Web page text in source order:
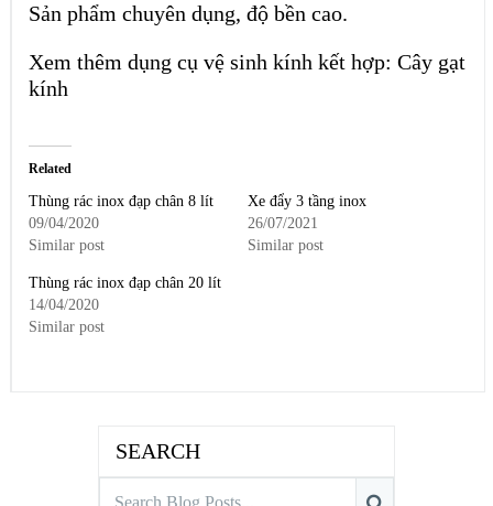
Sản phẩm chuyên dụng, độ bền cao.
Xem thêm dụng cụ vệ sinh kính kết hợp: Cây gạt
kính
Related
Thùng rác inox đạp chân 8 lít
09/04/2020
Similar post
Xe đẩy 3 tầng inox
26/07/2021
Similar post
Thùng rác inox đạp chân 20 lít
14/04/2020
Similar post
SEARCH